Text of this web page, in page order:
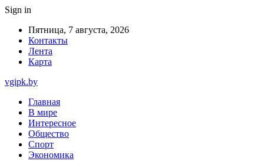
Sign in
Пятница, 7 августа, 2026
Контакты
Лента
Карта
vgipk.by
Главная
В мире
Интересное
Общество
Спорт
Экономика